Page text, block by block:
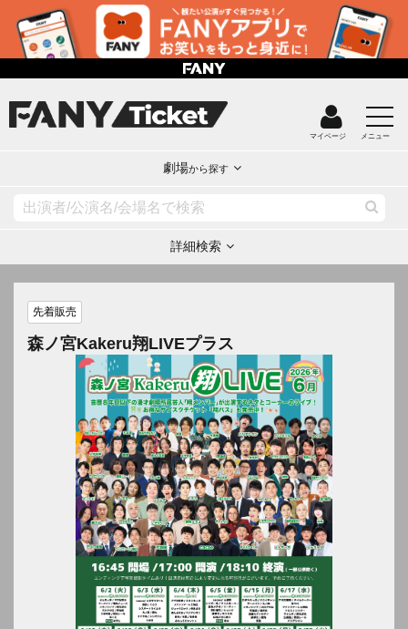
マイページ メニュー
劇場から探す
詳細検索
先着販売
森ノ宮Kakeru翔LIVEプラス